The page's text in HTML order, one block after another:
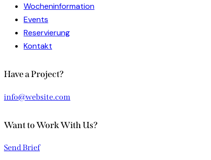
Wocheninformation
Events
Reservierung
Kontakt
Have a Project?
info@website.com
Want to Work With Us?
Send Brief